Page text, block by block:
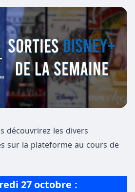
découvrirez les divers
sur la plateforme au cours de
27 octobre :